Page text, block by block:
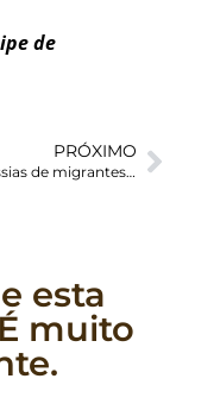
de
PRÓXIMO
Travessias de migrantes na selva de Darién, no Panamá, atingem número recorde
esta
muito